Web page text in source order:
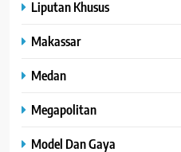
Liputan Khusus
Makassar
Medan
Megapolitan
Model Dan Gaya